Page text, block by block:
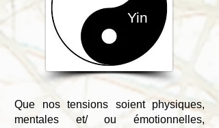
Yin
Que nos tensions soient
physiques,
mentales et/ ou émotionnelles,